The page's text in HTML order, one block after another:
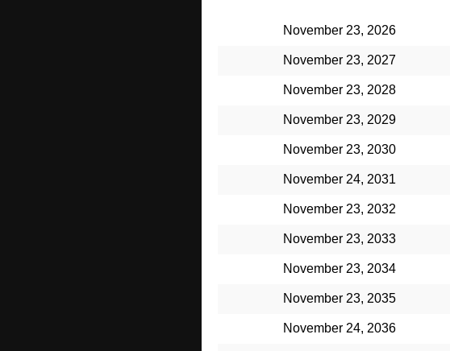
November 23, 2026
November 23, 2027
November 23, 2028
November 23, 2029
November 23, 2030
November 24, 2031
November 23, 2032
November 23, 2033
November 23, 2034
November 23, 2035
November 24, 2036